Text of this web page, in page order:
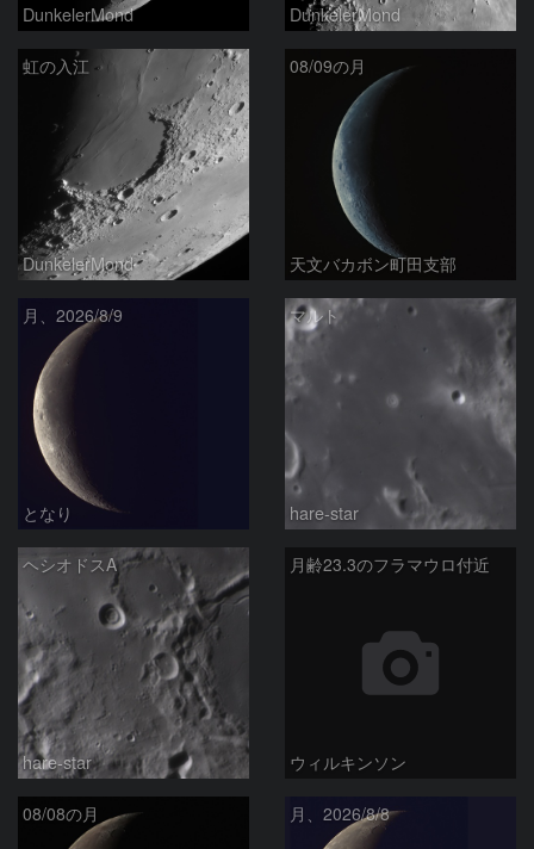
DunkelerMond DunkelerMond
虹の入江
DunkelerMond
08/09の月
天文バカボン町田支部
月、2026/8/9
となり
マルト
hare-star
ヘシオドスA
hare-star
月齢23.3のフラマウロ付近
ウィルキンソン
08/08の月 月、2026/8/8